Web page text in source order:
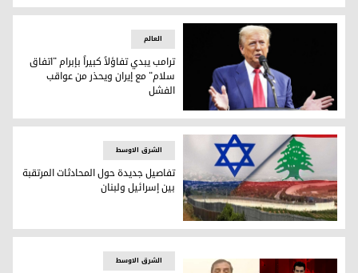
قاليباف يحدد 3 ثوابت بشأن الهدنة: لبنان ومحور المقاومة جزء لا يتجزأ من الاتفاق
ترامب يبدي تفاؤلاً كبيراً بإبرام "اتفاق سلام" مع إيران ويحذر
العالم
ترامب يبدي تفاؤلاً كبيراً بإبرام "اتفاق
سلام" مع إيران ويحذر من عواقب
الفشل
تفاصيل جديدة حول المحادثات المرتقبة بين إسرائيل ولبنان
الشرق الاوسط
تفاصيل جديدة حول المحادثات المرتقبة
بين إسرائيل ولبنان
الشرق الاوسط